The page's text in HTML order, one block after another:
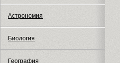
Астрономия
Биология
География